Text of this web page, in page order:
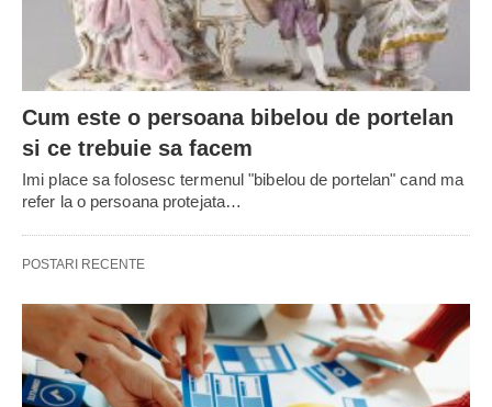
Cum este o persoana bibelou de portelan
si ce trebuie sa facem
Imi place sa folosesc termenul "bibelou de portelan" cand ma
refer la o persoana protejata…
POSTARI RECENTE